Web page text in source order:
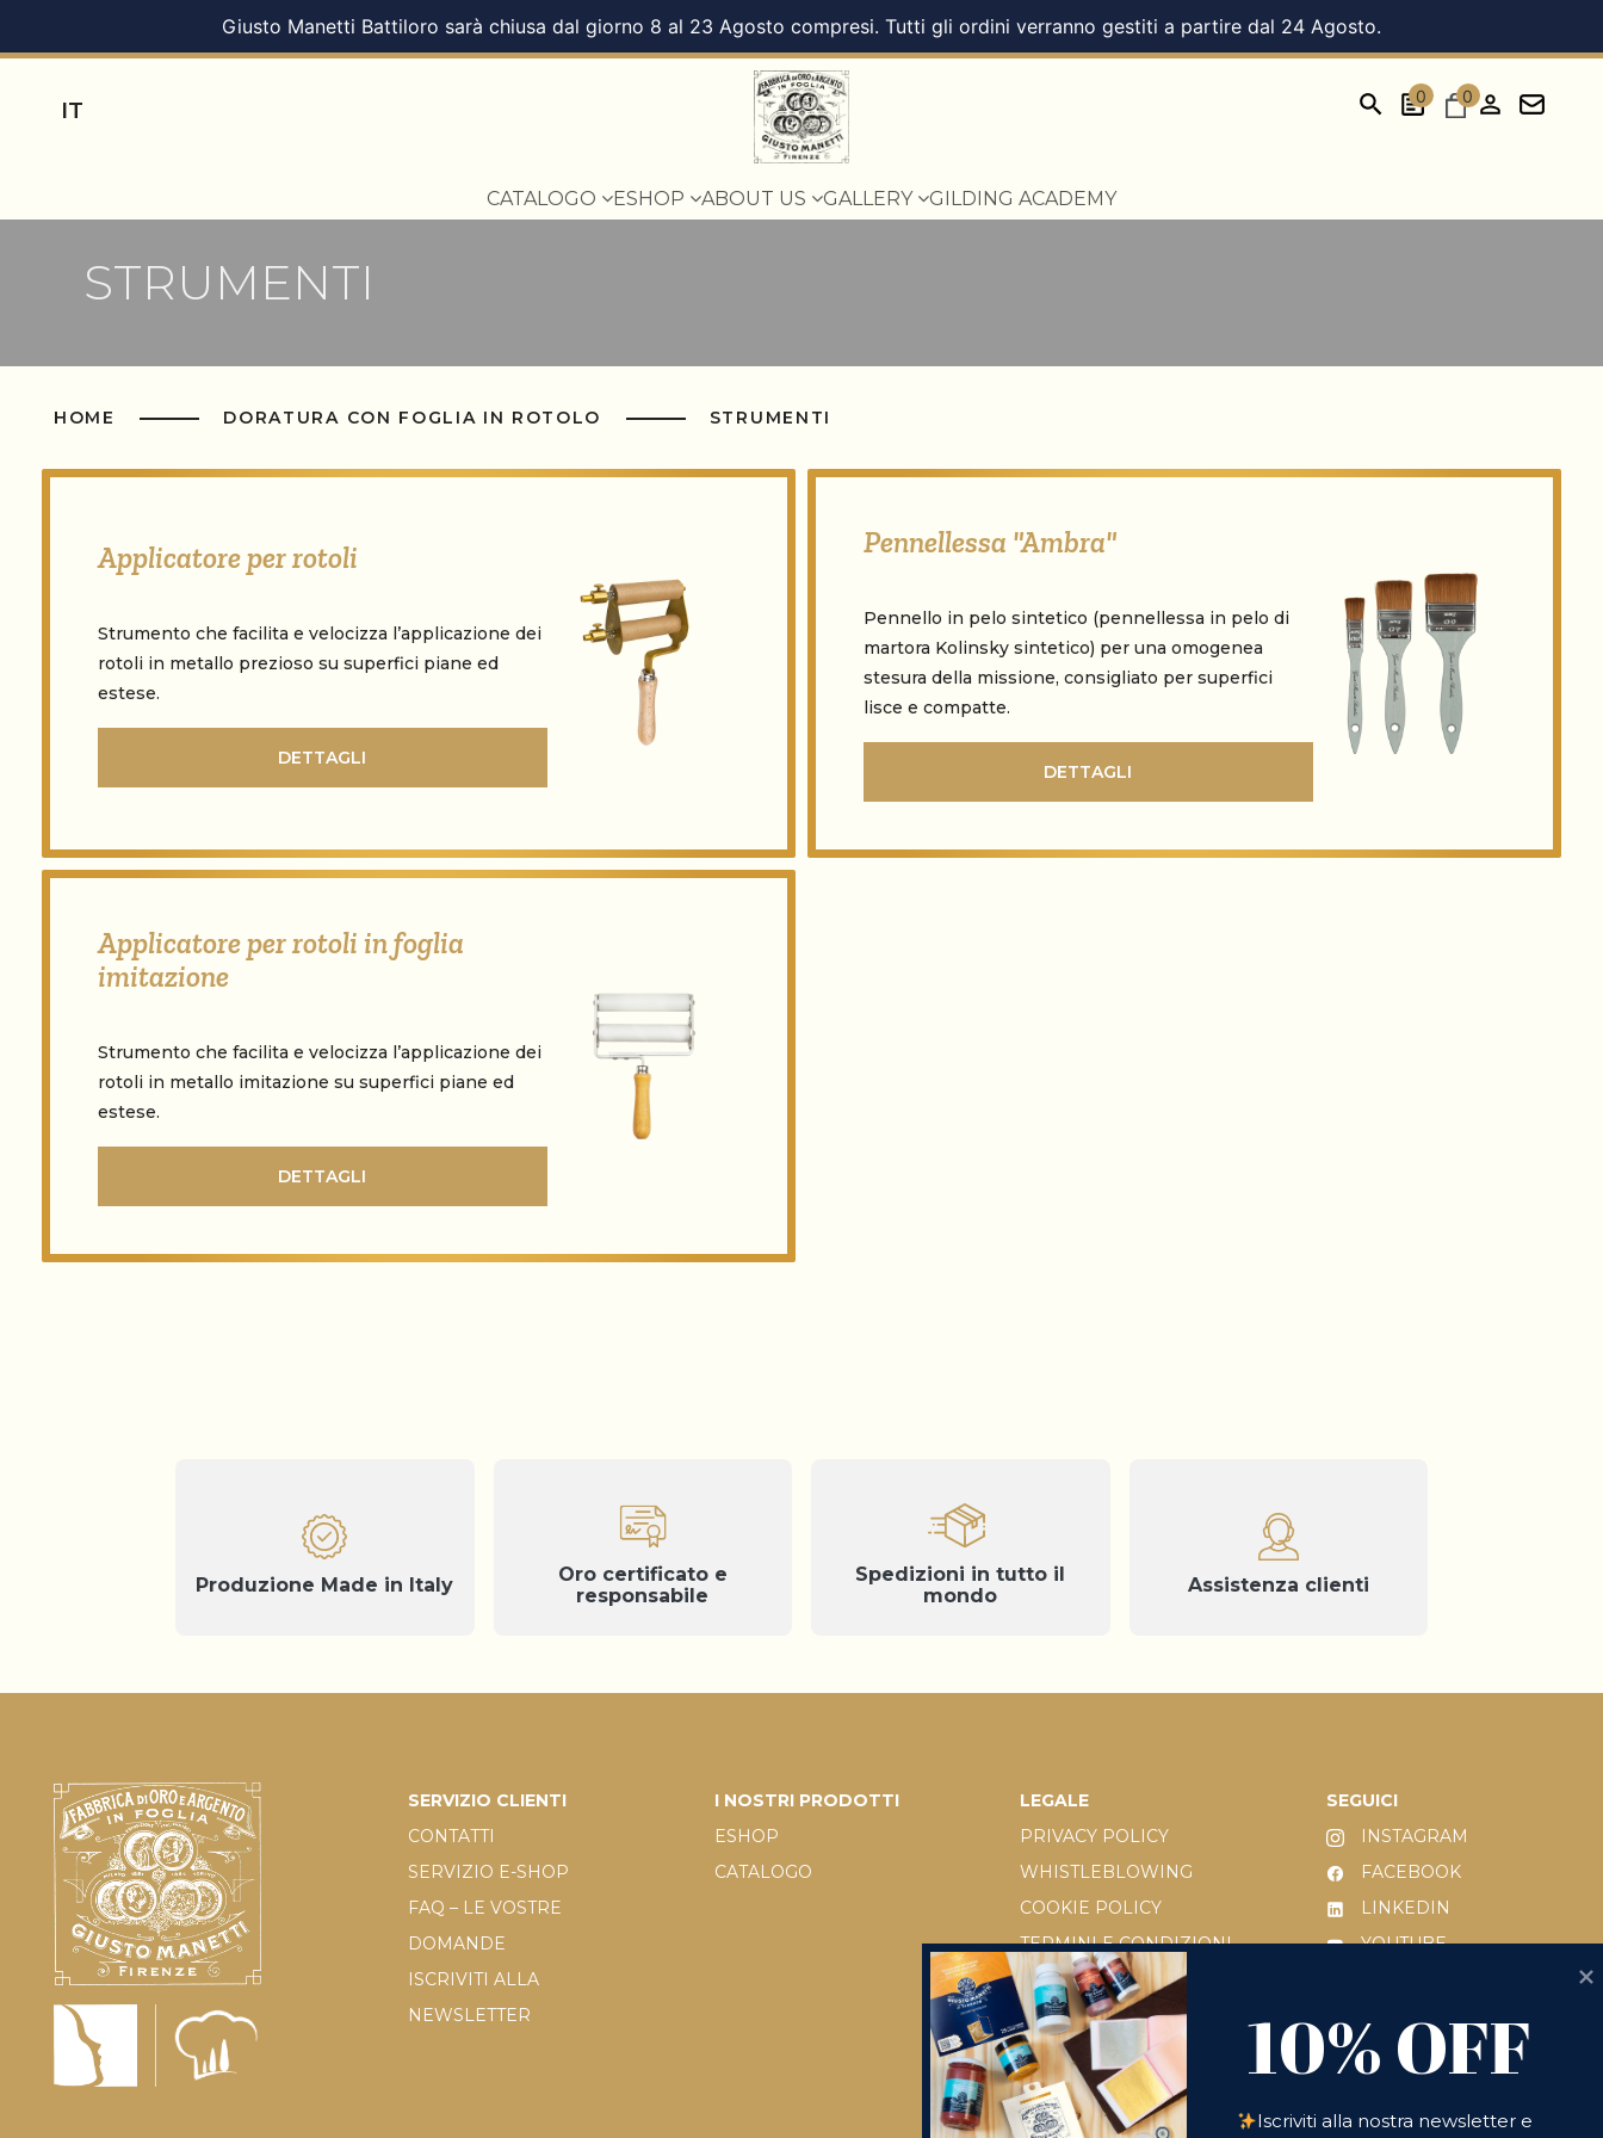
Giusto Manetti Battiloro sarà chiusa dal giorno 8 al 23 Agosto compresi. Tutti gli ordini verranno gestiti a partire dal 24 Agosto.
IT
0 0
CATALOGO ESHOP ABOUT US GALLERY GILDING ACADEMY
STRUMENTI
HOME DORATURA CON FOGLIA IN ROTOLO STRUMENTI
Applicatore per rotoli
Strumento che facilita e velocizza l’applicazione dei
rotoli in metallo prezioso su superfici piane ed
estese.
DETTAGLI
Pennellessa "Ambra"
Pennello in pelo sintetico (pennellessa in pelo di
martora Kolinsky sintetico) per una omogenea
stesura della missione, consigliato per superfici
lisce e compatte.
DETTAGLI
Applicatore per rotoli in foglia
imitazione
Strumento che facilita e velocizza l’applicazione dei
rotoli in metallo imitazione su superfici piane ed
estese.
DETTAGLI
Produzione Made in Italy
Oro certificato e
responsabile
Spedizioni in tutto il
mondo
Assistenza clienti
SERVIZIO CLIENTI
CONTATTI
SERVIZIO E-SHOP
FAQ – LE VOSTRE
DOMANDE
ISCRIVITI ALLA
NEWSLETTER
I NOSTRI PRODOTTI
ESHOP
CATALOGO
LEGALE
PRIVACY POLICY
WHISTLEBLOWING
COOKIE POLICY
TERMINI E CONDIZIONI
D.LGS 231/2001
RICHIESTA DI RESO
SEGUICI
INSTAGRAM
FACEBOOK
LINKEDIN
YOUTUBE
10% OFF
Iscriviti alla nostra newsletter e
10% OFF